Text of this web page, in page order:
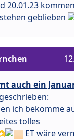
20.01.23
geblieben
auch ein
ich bekomme
tolles
ET wäre